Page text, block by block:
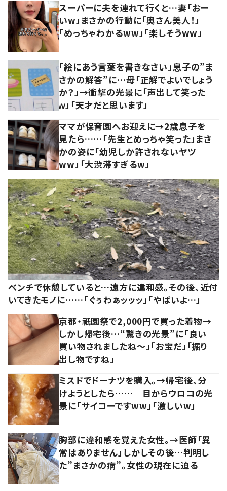
スーパーに夫を連れて行くと…妻「おー
いw」まさかの行動に「奥さん美人！」
「めっちゃわかるww」「楽しそうww」
「絵にあう言葉を書きなさい」息子の”ま
さかの解答”に…母「正解でよいでしょう
か？」→衝撃の光景に「声出して笑った
ｗ」「天才だと思います」
ママが保育園へお迎えに→2歳息子を
見たら……「先生とめっちゃ笑った」まさ
かの姿に「幼児しか許されないヤツ
ww」「大渋滞すぎるw」
ベンチで休憩していると…遠方に違和感。その後、近付
いてきたモノに……「ぐぅわぁッッッ」「やばいよ…」
京都・祇園祭で2,000円で買った着物→
しかし帰宅後…“驚きの光景”に「良い
買い物されましたね～」「お宝だ」「掘り
出し物ですね」
ミスドでドーナツを購入。→帰宅後、分
けようとしたら…… 目からウロコの光
景に「サイコーですww」「激しいw」
胸部に違和感を覚えた女性。→医師「異
常はありません」しかしその後…判明し
た”まさかの病”。女性の現在に迫る